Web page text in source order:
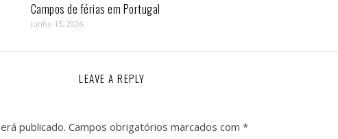
Campos de férias em Portugal
Junho 15, 2026
LEAVE A REPLY
publicado. Campos obrigatórios marcados com *